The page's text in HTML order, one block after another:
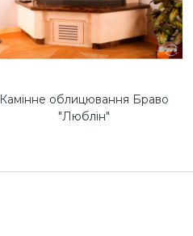
Камінне облицювання Браво
"Люблін"